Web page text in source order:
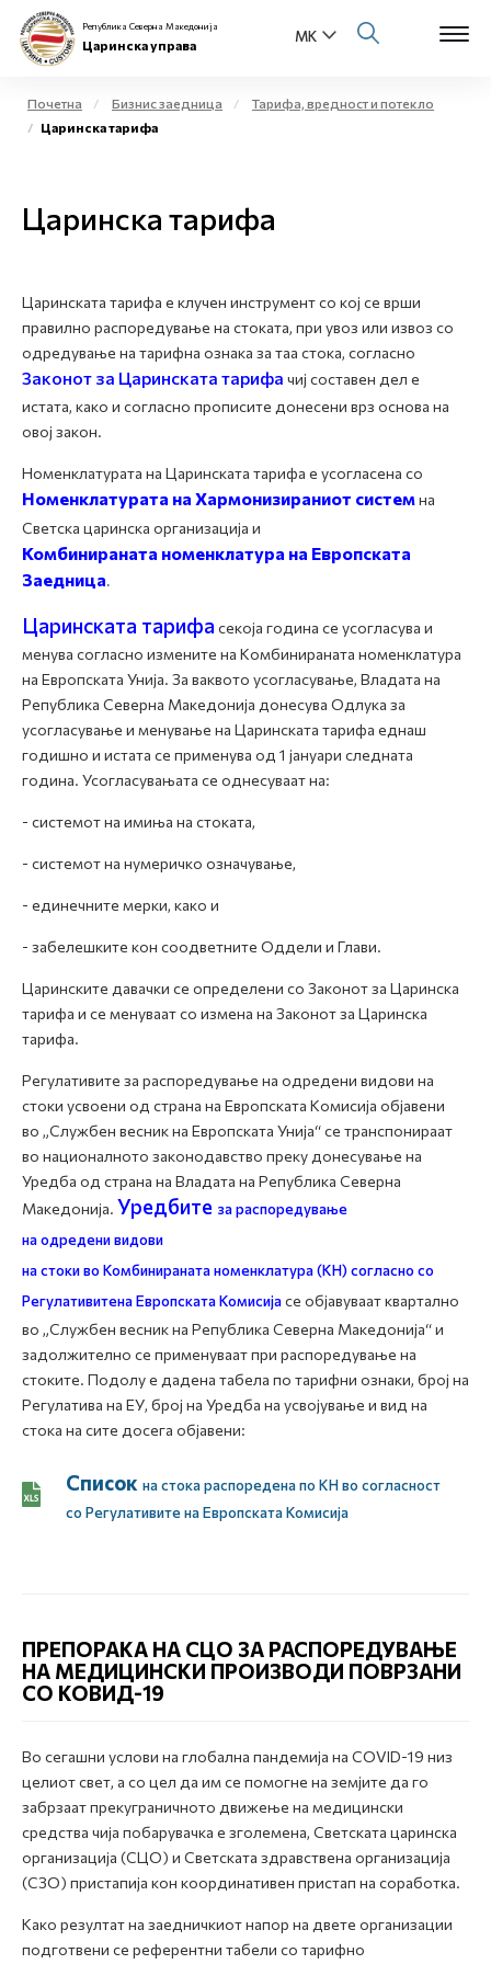
Физички лица
Е-Царина
Медиа центар
Контакт
Република Северна Македонија
Царинска управа
Почетна Бизнис заедница
Тарифа, вредност и потекло
Царинска тарифа
Царинска тарифа
Царинската тарифа е клучен инструмент со кој се врши
правилно распоредување на стоката, при увоз или извоз со
одредување на тарифна ознака за таа стока, согласно
Законот за Царинската тарифа чиј составен дел е
истата, како и согласно прописите донесени врз основа на
овој закон.
Номенклатурата на Царинската тарифа е усогласена со
Номенклатурата на Хармонизираниот системна
Светска царинска организација и
Комбинираната номенклатура на Европската
Заедница.
Царинската тарифа секоја година се усогласува и
менува согласно измените на Комбинираната номенклатура
на Европската Унија. За ваквото усогласување, Владата на
Република Северна Македонија донесува Одлука за
усогласување и менување на Царинската тарифа еднаш
годишно и истата се применува од 1 јануари следната
година. Усогласувањата се однесуваат на:
- системот на имиња на стоката,
- системот на нумеричко означување,
- единечните мерки, како и
- забелешките кон соодветните Оддели и Глави.
Царинските давачки се определени со Законот за Царинска
тарифа и се менуваат со измена на Законот за Царинска
тарифа.
Регулативите за распоредување на одредени видови на
стоки усвоени од страна на Европската Комисија објавени
во „Службен весник на Европската Унија“ се транспонираат
во националното законодавство преку донесување на
Уредба од страна на Владата на Република Северна
Македонија. Уредбите за распоредување
на одредени видови
на стоки во Комбинираната номенклатура (КН)согласно со
Регулативитена Европската Комисијасе објавуваат квартално
во „Службен весник на Република Северна Македонија“ и
задолжително се применуваат при распоредување на
стоките. Подолу е дадена табела по тарифни ознаки, број на
Регулатива на ЕУ, број на Уредба на усвојување и вид на
стока на сите досега објавени:
Список на стока распоредена по КН во соглaсност
со Регулативите на Европската Комисија
ПРЕПОРАКА НА СЦО ЗА РАСПОРЕДУВАЊЕ
НА МЕДИЦИНСКИ ПРОИЗВОДИ ПОВРЗАНИ
СО КОВИД-19
Во сегашни услови на глобална пандемија на COVID-19 низ
целиот свет, а со цел да им се помогне на земјите да го
забрзаат прекуграничното движење на медицински
средства чија побарувачка е зголемена, Светската царинска
организација (СЦО) и Светската здравствена организација
(СЗО) пристапија кон координативен пристап на соработка.
Како резултат на заедничкиот напор на двете организации
подготвени се референтни табели со тарифно